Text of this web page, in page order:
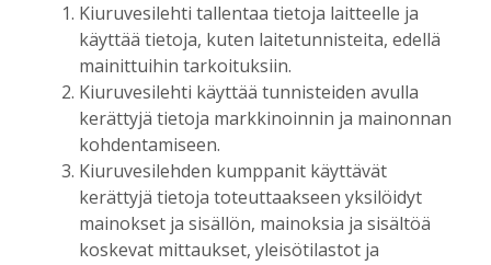
Eläkeliiton uusista tiloista on tarkoitus
rakentaa olohuone, johon on helppo
tulla: “Moni kaipaa seuraa”
Tilaajille
Hanna Soini
Leader-rahoituksen kysyntä on kasvussa
– Ylä-Savon Veturi myönsi tukea myös
Kiuruvedelle
Tilaajille
Kiuruvesilehti tallentaa tietoja laitteelle ja
käyttää tietoja, kuten laitetunnisteita, edellä
mainittuihin tarkoituksiin.
Kiuruvesilehti käyttää tunnisteiden avulla
kerättyjä tietoja markkinoinnin ja mainonnan
kohdentamiseen.
Kiuruvesilehden kumppanit käyttävät
kerättyjä tietoja toteuttaakseen yksilöidyt
mainokset ja sisällön, mainoksia ja sisältöä
koskevat mittaukset, yleisötilastot ja